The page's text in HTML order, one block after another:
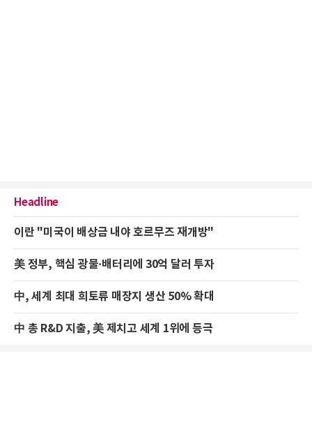
Headline
이란 "미국이 배상금 내야 호르무즈 재개방"
美 정부, 핵심 광물·배터리에 30억 달러 투자
中, 세계 최대 희토류 매장지 생산 50% 확대
中 총 R&D 지출, 美 제치고 세계 1위에 등극